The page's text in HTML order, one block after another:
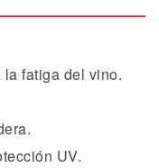
fatiga del vino.
UV.